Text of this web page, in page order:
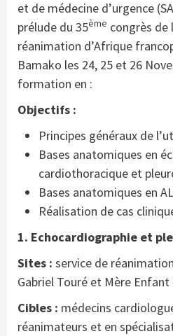
et de médecine d’urgence
prélude du 35ème congrès de
réanimation d’Afrique
Bamako les 24, 25 et 26
formation en :
Objectifs :
Principes généraux de
Bases anatomiques en
cardiothoracique et
Bases anatomiques en
Réalisation de cas
1. Echocardiographie et
Sites : service de
Gabriel Touré et Mère Enfant
Cibles : médecins
réanimateurs et en